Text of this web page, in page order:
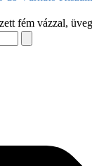
fém vázzal,